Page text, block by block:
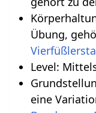
Übung,
Level:
eine